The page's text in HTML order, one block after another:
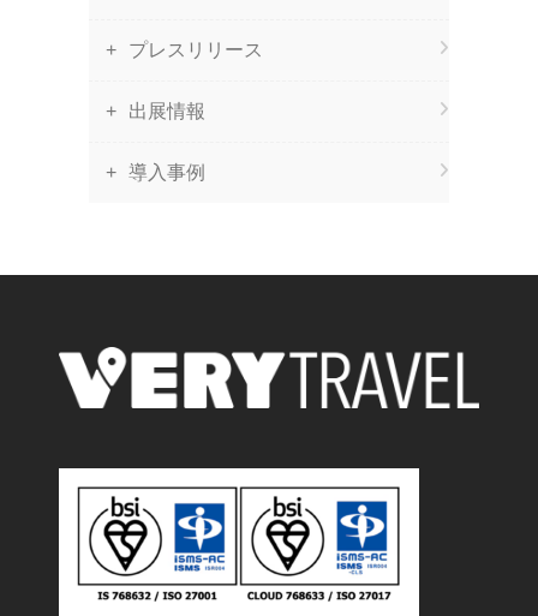
プレスリリース
出展情報
導入事例